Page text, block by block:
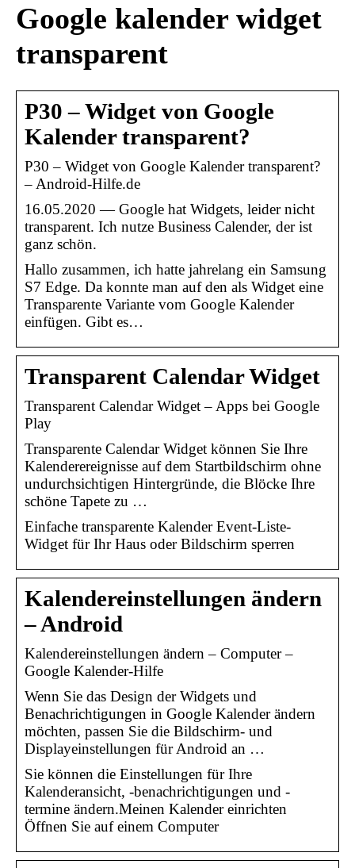
Google kalender widget
transparent
P30 – Widget von Google
Kalender transparent?
P30 – Widget von Google Kalender transparent?
– Android-Hilfe.de
16.05.2020 — Google hat Widgets, leider nicht
transparent. Ich nutze Business Calender, der ist
ganz schön.
Hallo zusammen, ich hatte jahrelang ein Samsung
S7 Edge. Da konnte man auf den als Widget eine
Transparente Variante vom Google Kalender
einfügen. Gibt es…
Transparent Calendar Widget
Transparent Calendar Widget – Apps bei Google
Play
Transparente Calendar Widget können Sie Ihre
Kalenderereignisse auf dem Startbildschirm ohne
undurchsichtigen Hintergründe, die Blöcke Ihre
schöne Tapete zu …
Einfache transparente Kalender Event-Liste-
Widget für Ihr Haus oder Bildschirm sperren
Kalendereinstellungen ändern
– Android
Kalendereinstellungen ändern – Computer –
Google Kalender-Hilfe
Wenn Sie das Design der Widgets und
Benachrichtigungen in Google Kalender ändern
möchten, passen Sie die Bildschirm- und
Displayeinstellungen für Android an …
Sie können die Einstellungen für Ihre
Kalenderansicht, -benachrichtigungen und -
termine ändern.Meinen Kalender einrichten
Öffnen Sie auf einem Computer